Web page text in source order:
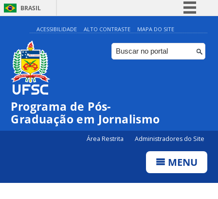
BRASIL
Simplifique!
Comunica BR
Participe
ACESSIBILIDADE ALTO CONTRASTE MAPA DO SITE
Programa de Pós-
Graduação em Jornalismo
Área Restrita Administradores do Site
MENU